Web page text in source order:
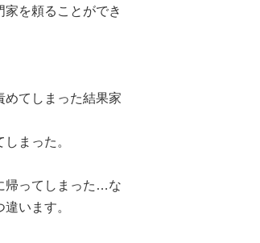
を頼ることができ
めてしまった結果家
まった。
帰ってしまった…な
います。